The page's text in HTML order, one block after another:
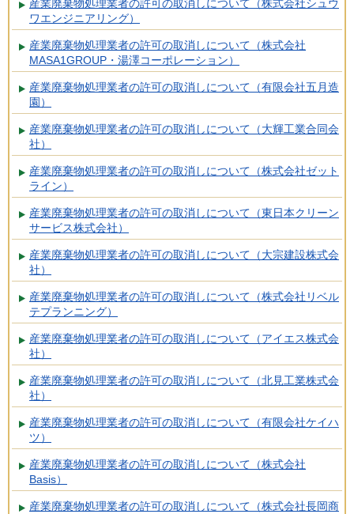
産業廃棄物処理業者の許可の取消しについて（株式会社シュウ
ワエンジニアリング）
産業廃棄物処理業者の許可の取消しについて（株式会社
MASA1GROUP・湯澤コーポレーション）
産業廃棄物処理業者の許可の取消しについて（有限会社五月造
園）
産業廃棄物処理業者の許可の取消しについて（大輝工業合同会
社）
産業廃棄物処理業者の許可の取消しについて（株式会社ゼット
ライン）
産業廃棄物処理業者の許可の取消しについて（東日本クリーン
サービス株式会社）
産業廃棄物処理業者の許可の取消しについて（大宗建設株式会
社）
産業廃棄物処理業者の許可の取消しについて（株式会社リベル
テプランニング）
産業廃棄物処理業者の許可の取消しについて（アイエス株式会
社）
産業廃棄物処理業者の許可の取消しについて（北見工業株式会
社）
産業廃棄物処理業者の許可の取消しについて（有限会社ケイハ
ツ）
産業廃棄物処理業者の許可の取消しについて（株式会社
Basis）
産業廃棄物処理業者の許可の取消しについて（株式会社長岡商